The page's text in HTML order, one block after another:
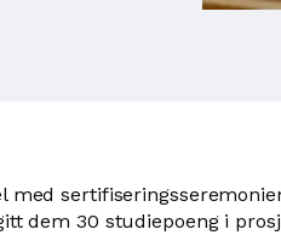
dem 30 studiepoeng i